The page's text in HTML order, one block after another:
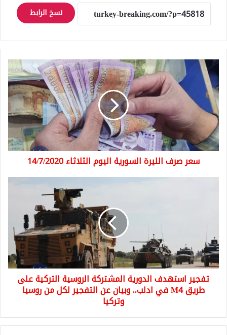
نسخ الرابط
سعر
صرف
الليرة
السورية
اليوم
الثلاثاء
14/7/2020
سعر صرف الليرة السورية اليوم الثلاثاء 14/7/2020
التركية
على
طريق
M4
ادلب..
التفجير
تفجير استهدف الدورية المشتركة الروسية التركية على
طريق M4 في ادلب.. وبيان عن التفجير لكل من روسيا
وتركيا